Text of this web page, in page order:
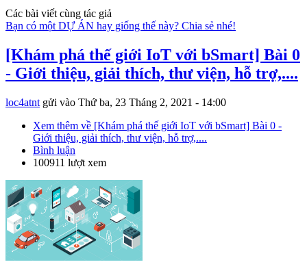
Các bài viết cùng tác giả
Bạn có một DỰ ÁN hay giống thế này? Chia sẻ nhé!
[Khám phá thế giới IoT với bSmart] Bài 0
- Giới thiệu, giải thích, thư viện, hỗ trợ,....
loc4atnt gửi vào Thứ ba, 23 Tháng 2, 2021 - 14:00
Xem thêm về [Khám phá thế giới IoT với bSmart] Bài 0 -
Giới thiệu, giải thích, thư viện, hỗ trợ,....
Bình luận
100911 lượt xem